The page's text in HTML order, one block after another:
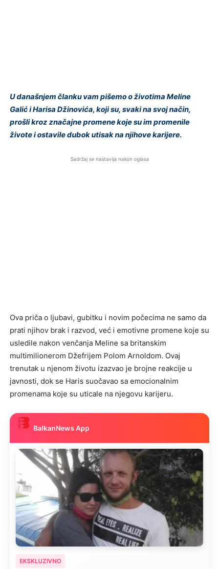
U današnjem članku vam pišemo o životima Meline
Galić i Harisa Džinovića, koji su, svaki na svoj način,
prošli kroz značajne promene koje su im promenile
živote i ostavile dubok utisak na njihove karijere.
Sadržaj se nastavlja nakon oglasa
Ova priča o ljubavi, gubitku i novim počecima ne samo da
prati njihov brak i razvod, već i emotivne promene koje su
usledile nakon venčanja Meline sa britanskim
multimilionerom Džefrijem Polom Arnoldom. Ovaj
trenutak u njenom životu izazvao je brojne reakcije u
javnosti, dok se Haris suočavao sa emocionalnim
promenama koje su uticale na njegovu karijeru.
BalkanNews App
EKSKLUZIVNO